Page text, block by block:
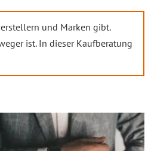
und Marken gibt.
ist. In dieser Kaufberatung